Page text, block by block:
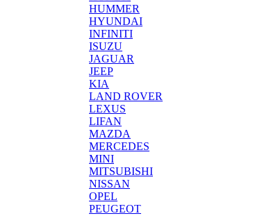
HUMMER
HYUNDAI
INFINITI
ISUZU
JAGUAR
JEEP
KIA
LAND ROVER
LEXUS
LIFAN
MAZDA
MERCEDES
MINI
MITSUBISHI
NISSAN
OPEL
PEUGEOT